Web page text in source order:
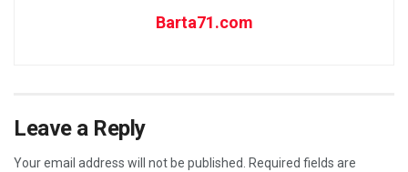
Barta71.com
Leave a Reply
Your email address will not be published.
Required fields are